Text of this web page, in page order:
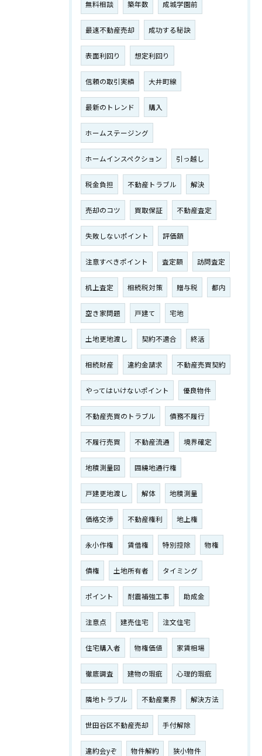
無料相談 築年数 成城学園前
最速不動産売却 成功する秘訣
表面利回り 想定利回り
信頼の取引実績 大井町線
最新のトレンド 購入
ホームステージング
ホームインスペクション 引っ越し
税金負担 不動産トラブル 解決
売却のコツ 買取保証 不動産査定
失敗しないポイント 評価額
注意すべきポイント 査定額 訪問査定
机上査定 相続税対策 贈与税 都内
空き家問題 戸建て 宅地
土地更地渡し 契約不適合 終活
相続財産 違約金請求 不動産売買契約
やってはいけないポイント 優良物件
不動産売買のトラブル 債務不履行
不履行売買 不動産流通 境界確定
地積測量図 囲繞地通行権
戸建更地渡し 解体 地積測量
価格交渉 不動産権利 地上権
永小作権 賃借権 特別控除 物権
債権 土地所有者 タイミング
ポイント 耐震補強工事 助成金
注意点 建売住宅 注文住宅
住宅購入者 物権価値 家賃相場
徹底調査 建物の瑕疵 心理的瑕疵
隣地トラブル 不動産業界 解決方法
世田谷区不動産売却 手付解除
違約会yぞ 物件解約 狭小物件